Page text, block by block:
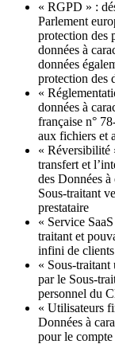
« RGPD » :
Parlement
protection des
données à
données
protection des
«
données à
française n°
aux fichiers et
« Réversibilité
transfert et
des Données
Sous-traitant
prestataire
« Service
traitant et
infini de clients
« Sous-traitant
par le Sous-
personnel du
« Utilisateurs
Données à
pour le